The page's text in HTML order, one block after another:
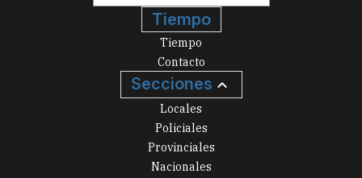
Tiempo
Tiempo
Contacto
Secciones
Locales
Policiales
Provinciales
Nacionales